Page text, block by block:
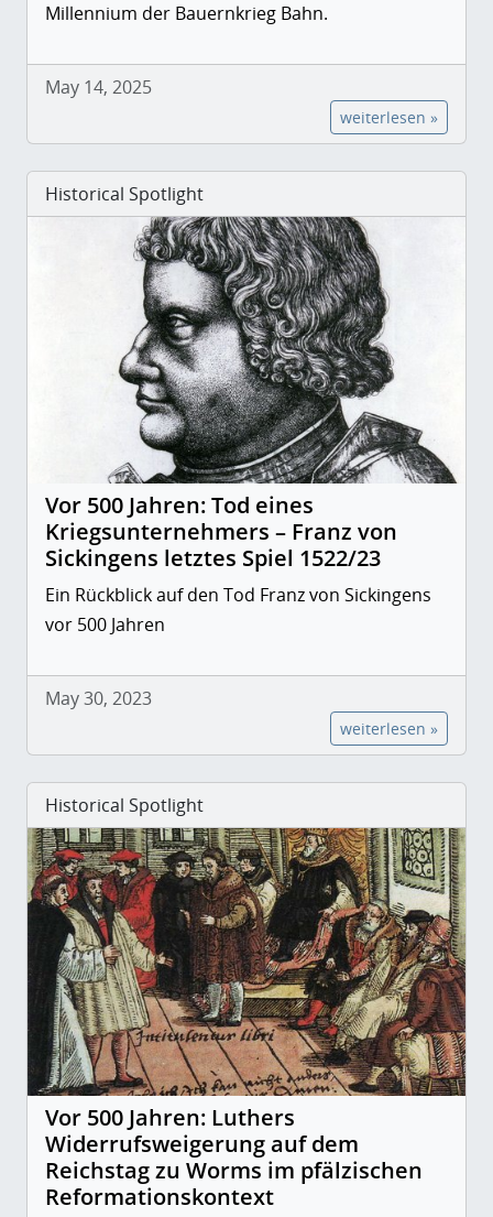
Millennium der Bauernkrieg Bahn.
May 14, 2025
weiterlesen »
Historical Spotlight
Vor 500 Jahren: Tod eines
Kriegsunternehmers – Franz von
Sickingens letztes Spiel 1522/23
Ein Rückblick auf den Tod Franz von Sickingens
vor 500 Jahren
May 30, 2023
weiterlesen »
Historical Spotlight
Vor 500 Jahren: Luthers
Widerrufsweigerung auf dem
Reichstag zu Worms im pfälzischen
Reformationskontext